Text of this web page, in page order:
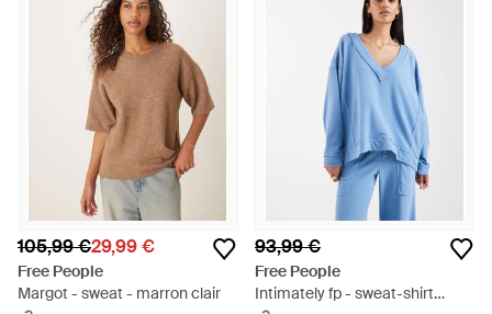
105,99 €29,99 €
Free People
Margot - sweat - marron clair
93,99 €
Free People
Intimately fp - sweat-shirt